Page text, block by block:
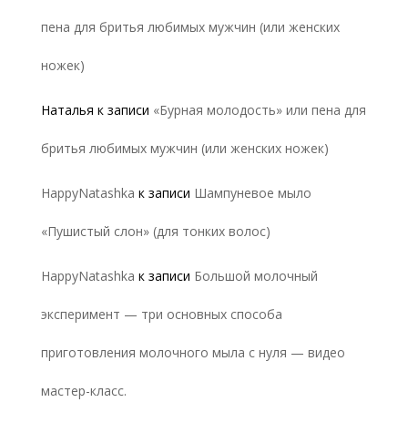
пена для бритья любимых мужчин (или женских
ножек)
Наталья к записи «Бурная молодость» или пена для
бритья любимых мужчин (или женских ножек)
HappyNatashka к записи Шампуневое мыло
«Пушистый слон» (для тонких волос)
HappyNatashka к записи Большой молочный
эксперимент — три основных способа
приготовления молочного мыла с нуля — видео
мастер-класс.